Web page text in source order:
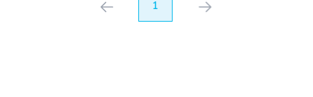
anterior 1 próximo